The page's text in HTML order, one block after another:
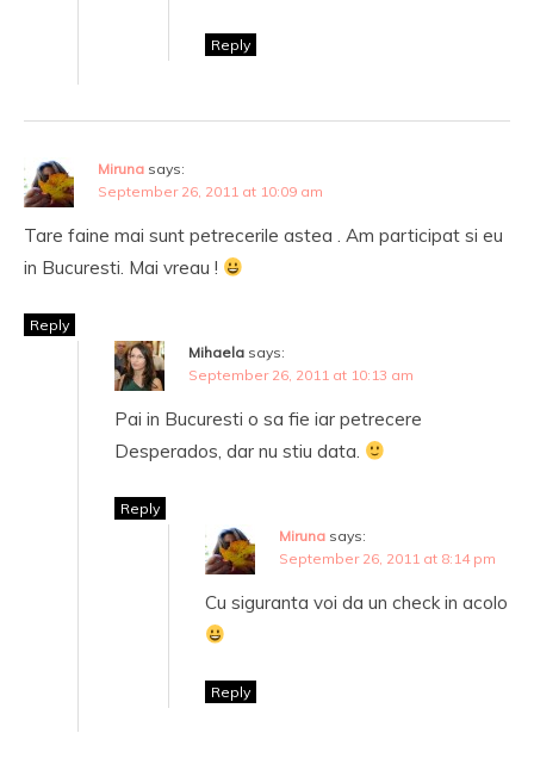
Reply
Miruna says:
September 26, 2011 at 10:09 am
Tare faine mai sunt petrecerile astea . Am participat si eu
in Bucuresti. Mai vreau !
Reply
Mihaela says:
September 26, 2011 at 10:13 am
Pai in Bucuresti o sa fie iar petrecere
Desperados, dar nu stiu data.
Reply
Miruna says:
September 26, 2011 at 8:14 pm
Cu siguranta voi da un check in acolo
Reply